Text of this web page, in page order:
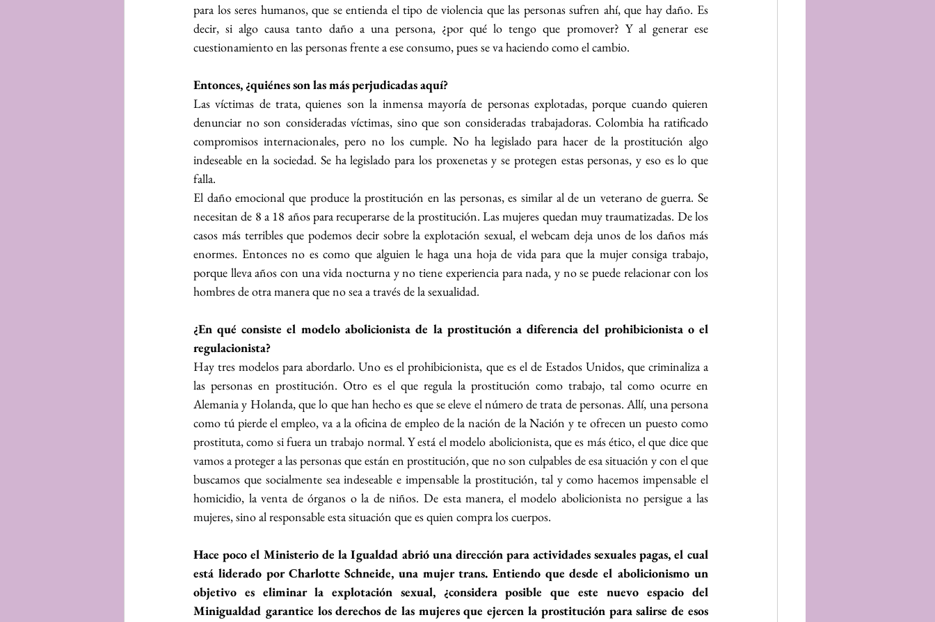
para los seres humanos, que se entienda el tipo de violencia que las personas sufren ahí, que hay daño. Es
decir, si algo causa tanto daño a una persona, ¿por qué lo tengo que promover? Y al generar ese
cuestionamiento en las personas frente a ese consumo, pues se va haciendo como el cambio.
Entonces, ¿quiénes son las más perjudicadas aquí?
Las víctimas de trata, quienes son la inmensa mayoría de personas explotadas, porque cuando quieren
denunciar no son consideradas víctimas, sino que son consideradas trabajadoras. Colombia ha ratificado
compromisos internacionales, pero no los cumple. No ha legislado para hacer de la prostitución algo
indeseable en la sociedad. Se ha legislado para los proxenetas y se protegen estas personas, y eso es lo que
falla.
El daño emocional que produce la prostitución en las personas, es similar al de un veterano de guerra. Se
necesitan de 8 a 18 años para recuperarse de la prostitución. Las mujeres quedan muy traumatizadas. De los
casos más terribles que podemos decir sobre la explotación sexual, el webcam deja unos de los daños más
enormes. Entonces no es como que alguien le haga una hoja de vida para que la mujer consiga trabajo,
porque lleva años con una vida nocturna y no tiene experiencia para nada, y no se puede relacionar con los
hombres de otra manera que no sea a través de la sexualidad.
¿En qué consiste el modelo abolicionista de la prostitución a diferencia del prohibicionista o el
regulacionista?
Hay tres modelos para abordarlo. Uno es el prohibicionista, que es el de Estados Unidos, que criminaliza a
las personas en prostitución. Otro es el que regula la prostitución como trabajo, tal como ocurre en
Alemania y Holanda, que lo que han hecho es que se eleve el número de trata de personas. Allí, una persona
como tú pierde el empleo, va a la oficina de empleo de la nación de la Nación y te ofrecen un puesto como
prostituta, como si fuera un trabajo normal. Y está el modelo abolicionista, que es más ético, el que dice que
vamos a proteger a las personas que están en prostitución, que no son culpables de esa situación y con el que
buscamos que socialmente sea indeseable e impensable la prostitución, tal y como hacemos impensable el
homicidio, la venta de órganos o la de niños. De esta manera, el modelo abolicionista no persigue a las
mujeres, sino al responsable esta situación que es quien compra los cuerpos.
Hace poco el Ministerio de la Igualdad abrió una dirección para actividades sexuales pagas, el cual
está liderado por Charlotte Schneide, una mujer trans. Entiendo que desde el abolicionismo un
objetivo es eliminar la explotación sexual, ¿considera posible que este nuevo espacio del
Minigualdad garantice los derechos de las mujeres que ejercen la prostitución para salirse de esos